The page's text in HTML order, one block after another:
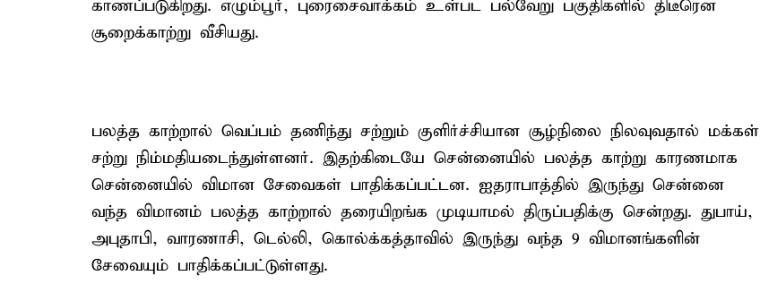
காணப்படுகிறது. எழும்பூர், புரைசைவாக்கம் உள்பட பல்வேறு பகுதிகளில் திடீரென
சூறைக்காற்று வீசியது.
பலத்த காற்றால் வெப்பம் தணிந்து சற்றும் குளிர்ச்சியான சூழ்நிலை நிலவுவதால் மக்கள்
சற்று நிம்மதியடைந்துள்ளனர். இதற்கிடையே சென்னையில் பலத்த காற்று காரணமாக
சென்னையில் விமான சேவைகள் பாதிக்கப்பட்டன. ஐதராபாத்தில் இருந்து சென்னை
வந்த விமானம் பலத்த காற்றால் தரையிறங்க முடியாமல் திருப்பதிக்கு சென்றது. துபாய்,
அபுதாபி, வாரணாசி, டெல்லி, கொல்க்கத்தாவில் இருந்து வந்த 9 விமானங்களின்
சேவையும் பாதிக்கப்பட்டுள்ளது.